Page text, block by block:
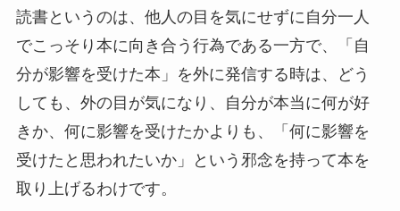
読書というのは、他人の目を気にせずに自分一人
でこっそり本に向き合う行為である一方で、「自
分が影響を受けた本」を外に発信する時は、どう
しても、外の目が気になり、自分が本当に何が好
きか、何に影響を受けたかよりも、「何に影響を
受けたと思われたいか」という邪念を持って本を
取り上げるわけです。